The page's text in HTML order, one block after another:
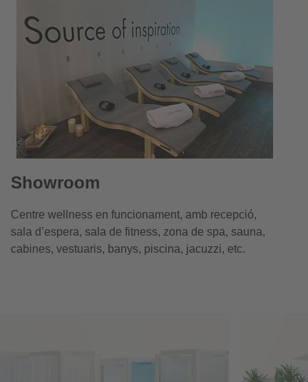
Showroom
Centre wellness en funcionament, amb recepció,
sala d’espera, sala de fitness, zona de spa, sauna,
cabines, vestuaris, banys, piscina, jacuzzi, etc.